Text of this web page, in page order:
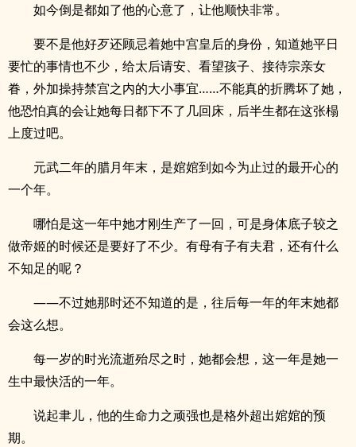
如今倒是都如了他的心意了，让他顺快非常。
要不是他好歹还顾忌着她中宫皇后的身份，知道她平日
要忙的事情也不少，给太后请安、看望孩子、接待宗亲女
眷，外加操持禁宫之内的大小事宜……不能真的折腾坏了她，
他恐怕真的会让她每日都下不了几回床，后半生都在这张榻
上度过吧。
元武二年的腊月年末，是婠婠到如今为止过的最开心的
一个年。
哪怕是这一年中她才刚生产了一回，可是身体底子较之
做帝姬的时候还是要好了不少。有母有子有夫君，还有什么
不知足的呢？
——不过她那时还不知道的是，往后每一年的年末她都
会这么想。
每一岁的时光流逝殆尽之时，她都会想，这一年是她一
生中最快活的一年。
说起聿儿，他的生命力之顽强也是格外超出婠婠的预
期。